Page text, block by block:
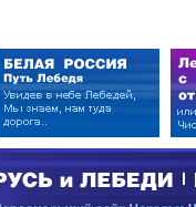
РУСЬ и ЛЕБЕДИ | RUSI —